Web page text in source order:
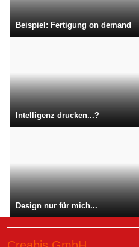
Beispiel: Fertigung on demand
Intelligenz drucken...?
Design nur für mich...